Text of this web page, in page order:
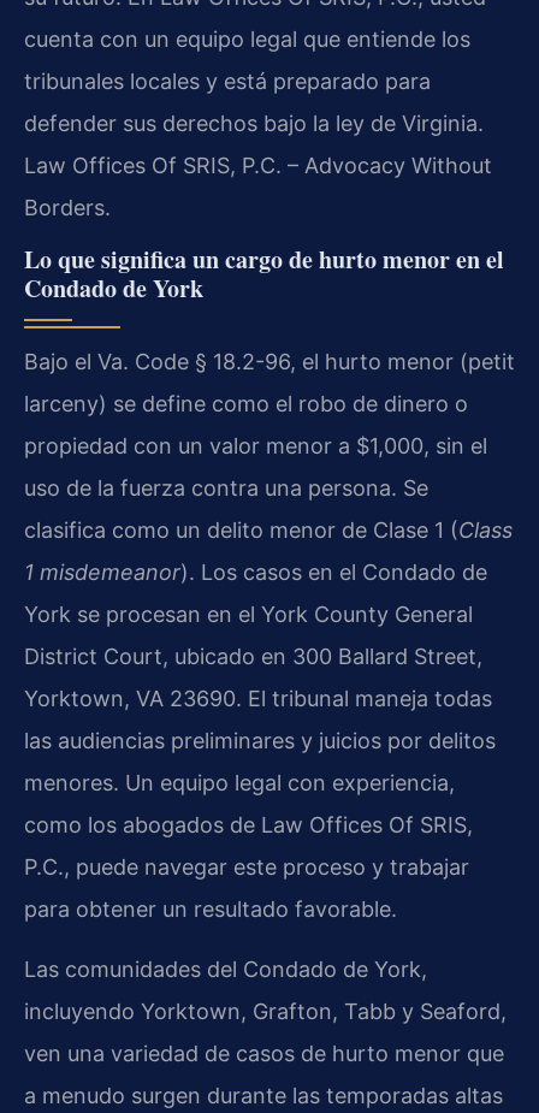
cuenta con un equipo legal que entiende los
tribunales locales y está preparado para
defender sus derechos bajo la ley de Virginia.
Law Offices Of SRIS, P.C. – Advocacy Without
Borders.
Lo que significa un cargo de hurto menor en el
Condado de York
Bajo el Va. Code § 18.2-96, el hurto menor (petit
larceny) se define como el robo de dinero o
propiedad con un valor menor a $1,000, sin el
uso de la fuerza contra una persona. Se
clasifica como un delito menor de Clase 1 (Class
1 misdemeanor). Los casos en el Condado de
York se procesan en el York County General
District Court, ubicado en 300 Ballard Street,
Yorktown, VA 23690. El tribunal maneja todas
las audiencias preliminares y juicios por delitos
menores. Un equipo legal con experiencia,
como los abogados de Law Offices Of SRIS,
P.C., puede navegar este proceso y trabajar
para obtener un resultado favorable.
Las comunidades del Condado de York,
incluyendo Yorktown, Grafton, Tabb y Seaford,
ven una variedad de casos de hurto menor que
a menudo surgen durante las temporadas altas